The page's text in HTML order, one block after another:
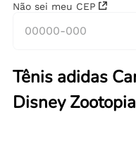
Não sei meu CEP
Tênis adidas
Disney